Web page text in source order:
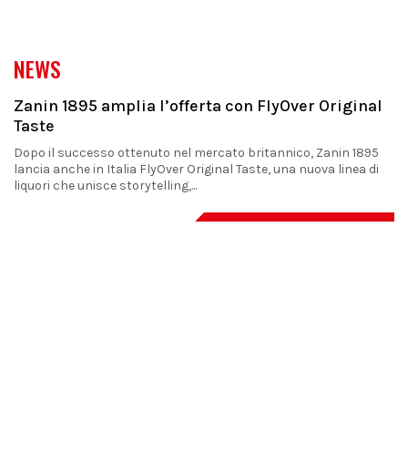
NEWS
Zanin 1895 amplia l’offerta con FlyOver Original
Taste
Dopo il successo ottenuto nel mercato britannico, Zanin 1895
lancia anche in Italia FlyOver Original Taste, una nuova linea di
liquori che unisce storytelling,...